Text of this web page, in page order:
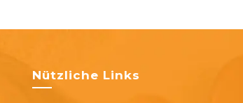
Nützliche Links